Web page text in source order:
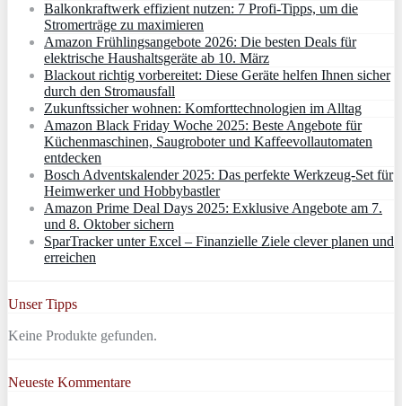
Balkonkraftwerk effizient nutzen: 7 Profi-Tipps, um die
Stromerträge zu maximieren
Amazon Frühlingsangebote 2026: Die besten Deals für
elektrische Haushaltsgeräte ab 10. März
Blackout richtig vorbereitet: Diese Geräte helfen Ihnen sicher
durch den Stromausfall
Zukunftssicher wohnen: Komforttechnologien im Alltag
Amazon Black Friday Woche 2025: Beste Angebote für
Küchenmaschinen, Saugroboter und Kaffeevollautomaten
entdecken
Bosch Adventskalender 2025: Das perfekte Werkzeug-Set für
Heimwerker und Hobbybastler
Amazon Prime Deal Days 2025: Exklusive Angebote am 7.
und 8. Oktober sichern
SparTracker unter Excel – Finanzielle Ziele clever planen und
erreichen
Unser Tipps
Keine Produkte gefunden.
Neueste Kommentare